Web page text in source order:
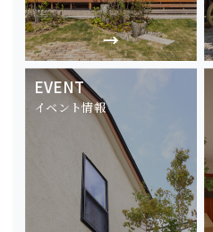
EVENT
イベント情報